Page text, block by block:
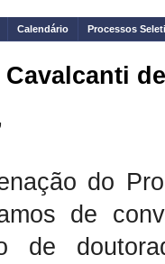
Calendário Processos
do
de
de